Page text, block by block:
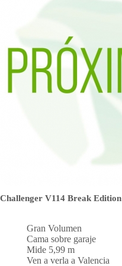
Challenger V114 Break Edition
Gran Volumen
Cama sobre garaje
Mide 5,99 m
Ven a verla a Valencia